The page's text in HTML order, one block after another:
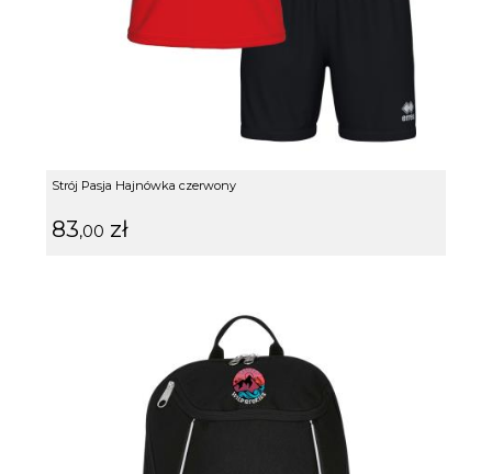
Strój Pasja Hajnówka czerwony
83,00 zł